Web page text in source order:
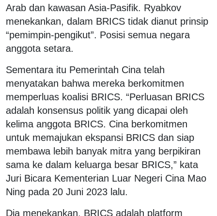
Arab dan kawasan Asia-Pasifik. Ryabkov
menekankan, dalam BRICS tidak dianut prinsip
“pemimpin-pengikut”. Posisi semua negara
anggota setara.
Sementara itu Pemerintah Cina telah
menyatakan bahwa mereka berkomitmen
memperluas koalisi BRICS. “Perluasan BRICS
adalah konsensus politik yang dicapai oleh
kelima anggota BRICS. Cina berkomitmen
untuk memajukan ekspansi BRICS dan siap
membawa lebih banyak mitra yang berpikiran
sama ke dalam keluarga besar BRICS,” kata
Juri Bicara Kementerian Luar Negeri Cina Mao
Ning pada 20 Juni 2023 lalu.
Dia menekankan, BRICS adalah platform